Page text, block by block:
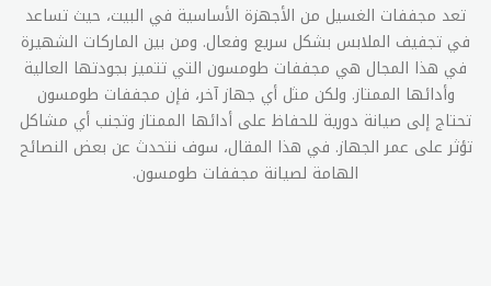
تعد مجففات الغسيل من الأجهزة الأساسية في البيت، حيث تساعد
في تجفيف الملابس بشكل سريع وفعال. ومن بين الماركات الشهيرة
في هذا المجال هي مجففات طومسون التي تتميز بجودتها العالية
وأدائها الممتاز. ولكن مثل أي جهاز آخر، فإن مجففات طومسون
تحتاج إلى صيانة دورية للحفاظ على أدائها الممتاز وتجنب أي مشاكل
تؤثر على عمر الجهاز. في هذا المقال، سوف نتحدث عن بعض النصائح
الهامة لصيانة مجففات طومسون.